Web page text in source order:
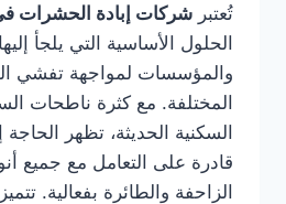
تُعتبر شركات إبادة الحشرات
الحلول الأساسية التي يلجأ
والمؤسسات لمواجهة تفشي
المختلفة. مع كثرة ناطحات
السكنية الحديثة، تظهر
قادرة على التعامل مع جميع
الزاحفة والطائرة بفعالية. تتميز